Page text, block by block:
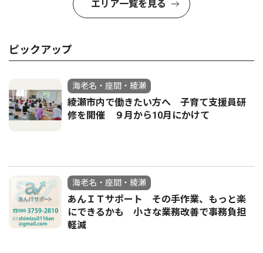
エリア一覧を見る
ピックアップ
海老名・座間・綾瀬
綾瀬市内で働きたい方へ 子育て支援員研
修を開催 ９月から10月にかけて
海老名・座間・綾瀬
あんＩＴサポート その手作業、もっと楽
にできるかも 小さな業務改善で事務負担
軽減